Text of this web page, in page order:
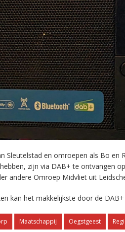
Sleutelstad en omroepen als Bo en
zijn via DAB+ te ontvangen
andere Omroep Midvliet uit
kan het makkelijkste door de
Maatschappij Oegstgeest